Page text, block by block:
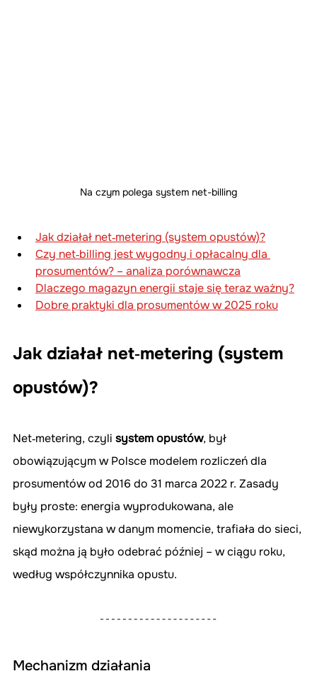
Na czym polega system net-billing
Jak działał net‑metering (system opustów)?
Czy net‑billing jest wygodny i opłacalny dla
prosumentów? – analiza porównawcza
Dlaczego magazyn energii staje się teraz ważny?
Dobre praktyki dla prosumentów w 2025 roku
Jak działał net‑metering (system
opustów)?
Net‑metering, czyli system opustów, był
obowiązującym w Polsce modelem rozliczeń dla
prosumentów od 2016 do 31 marca 2022 r. Zasady
były proste: energia wyprodukowana, ale
niewykorzystana w danym momencie, trafiała do sieci,
skąd można ją było odebrać później – w ciągu roku,
według współczynnika opustu.
Mechanizm działania